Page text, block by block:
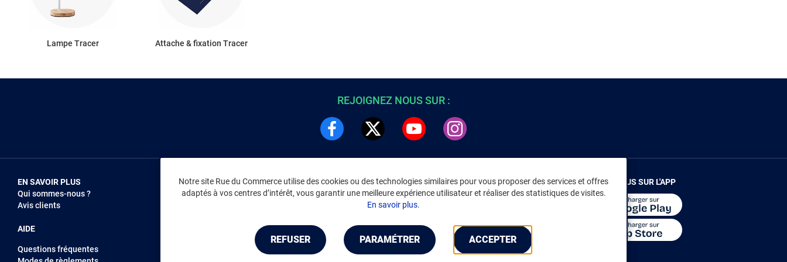
Lampe Tracer Attache & fixation Tracer
REJOIGNEZ NOUS SUR :
EN SAVOIR PLUS
Qui sommes-nous ?
Avis clients
AIDE
Questions fréquentes
NOUS REJOINDRE
Vendez sur RDC
INFORMATIONS LÉGALES
Environnement
CGV/CGU Marketplace
Gérer mes cookies
Mentions légales
Accessibilité : non conforme
RENDEZ-VOUS SUR L'APP
Notre site Rue du Commerce utilise des cookies ou des technologies similaires pour vous proposer des services et offres
adaptés à vos centres d’intérêt, vous garantir une meilleure expérience utilisateur et réaliser des statistiques de visites.
En savoir plus.
REFUSER PARAMÉTRER ACCEPTER